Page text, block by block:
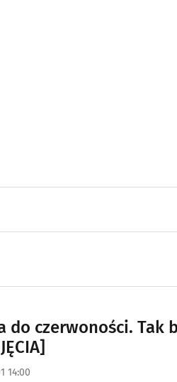
do czerwoności. Tak
14:00